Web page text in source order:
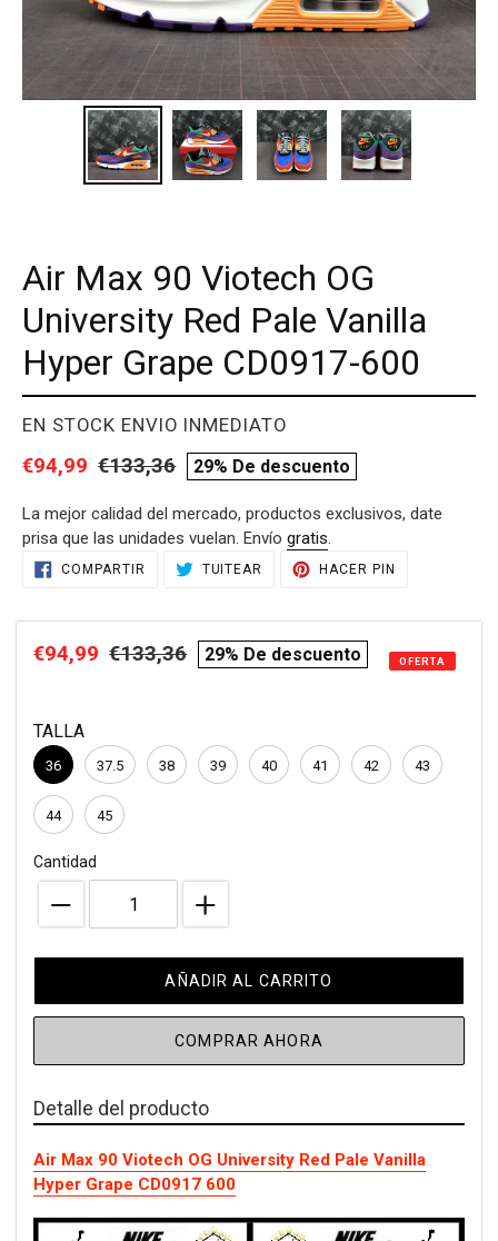
Air Max 90 Viotech OG
University Red Pale Vanilla
Hyper Grape CD0917-600
PROVEEDOR
EN STOCK ENVIO INMEDIATO
Precio
venta
€94,99 Precio
€133,36
compare
29% De descuento
La mejor calidad del mercado, productos exclusivos, date
prisa que las unidades vuelan. Envío gratis.
Agregando
tu
compra
COMPARTIR COMPARTIRTUITEAR TUITEARHACER PIN
Precio
€94,99 Precio
€133,36
compare
29% De descuento OFERTA
TALLA
36 37.5 38 39 40 41 42 43
44 45
Cantidad
AÑADIR AL CARRITO
COMPRAR AHORA
Detalle del producto
Air Max 90 Viotech OG University Red Pale Vanilla
Hyper Grape CD0917 600